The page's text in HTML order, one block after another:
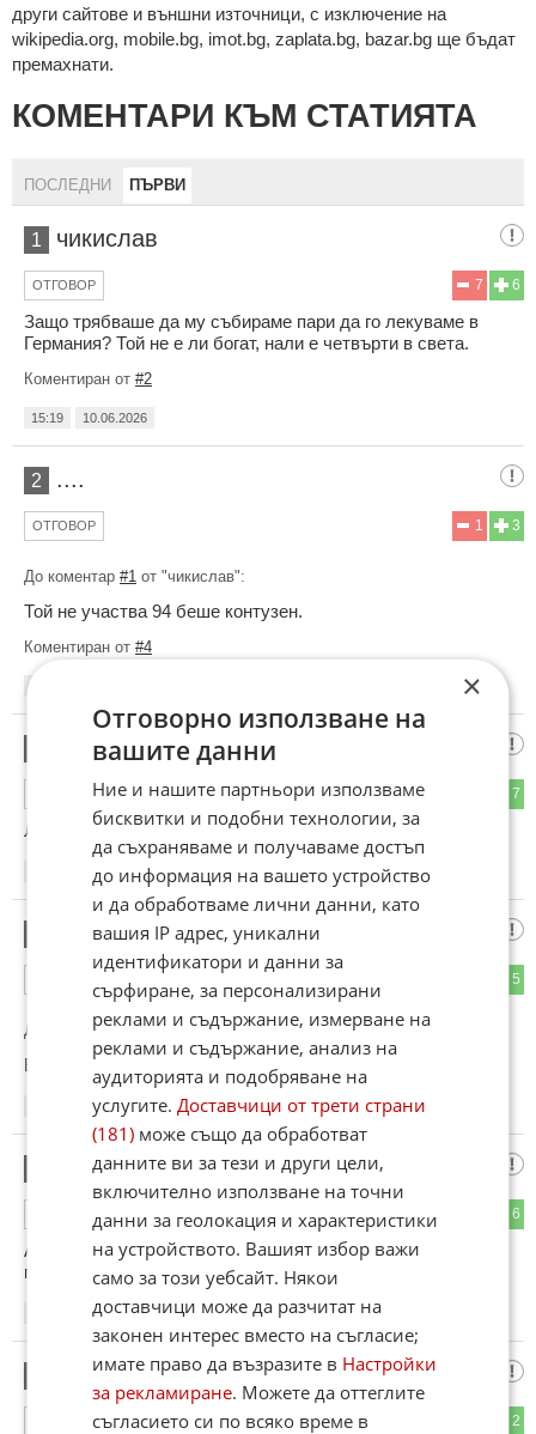
други сайтове и външни източници, с изключение на
wikipedia.org, mobile.bg, imot.bg, zaplata.bg, bazar.bg ще бъдат
премахнати.
КОМЕНТАРИ КЪМ СТАТИЯТА
ПОСЛЕДНИ ПЪРВИ
1 чикислав
6
7
ОТГОВОР
Защо трябваше да му събираме пари да го лекуваме в
Германия? Той не е ли богат, нали е четвърти в света.
Коментиран от #2
15:19 10.06.2026
2 ....
3
1
ОТГОВОР
До коментар #1 от "чикислав":
Той не участва 94 беше контузен.
Коментиран от #4
дорн
7
ОТГОВОР
Любо корав като скала.
10.06.2026
Глупости
5
До коментар#2от "....":
Беше опериран от рак на тестиса
10.06.2026
антрашпиц
6
А тоз прошляк му намериха работа най-накрая(поне за
година)..
10.06.2026
Благой от СОФстрой
2
ОТГОВОР
×
Отговорно използване на
вашите данни
Ние и нашите партньори използваме
бисквитки и подобни технологии, за
да съхраняваме и получаваме достъп
до информация на вашето устройство
и да обработваме лични данни, като
вашия IP адрес, уникални
идентификатори и данни за
сърфиране, за персонализирани
реклами и съдържание, измерване на
реклами и съдържание, анализ на
аудиторията и подобряване на
услугите.Доставчици от трети страни
(181) може също да обработват
данните ви за тези и други цели,
включително използване на точни
данни за геолокация и характеристики
на устройството. Вашият избор важи
само за този уебсайт. Някои
доставчици може да разчитат на
законен интерес вместо на съгласие;
имате право да възразите в Настройки
за рекламиране. Можете да оттеглите
съгласието си по всяко време в